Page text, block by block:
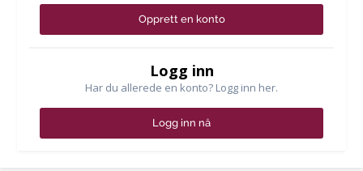
Opprett en konto
Logg inn
Har du allerede en konto? Logg inn her.
Logg inn nå